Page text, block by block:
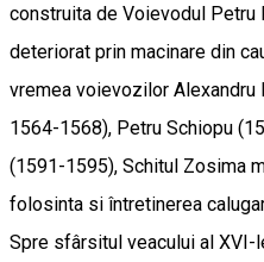
construita de Voievodul Petru
deteriorat prin macinare din
vremea voievozilor
1564-1568), Petru Schiopu
(1591-1595), Schitul Zosima
folosinta si întretinerea
Spre sfârsitul veacului al XVI-